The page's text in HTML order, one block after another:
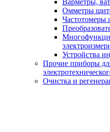
Варметры,
Омметры
Частотомеры
Устройства
Прочие приборы
Очистка и